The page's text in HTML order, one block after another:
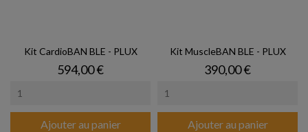
Kit CardioBAN BLE - PLUX
Prix
594,00 €
Ajouter au panier
Kit MuscleBAN BLE - PLUX
Prix
390,00 €
Ajouter au panier